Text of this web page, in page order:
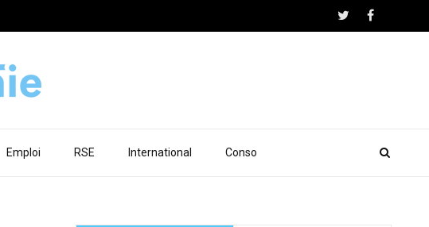
Emploi RSE International Conso